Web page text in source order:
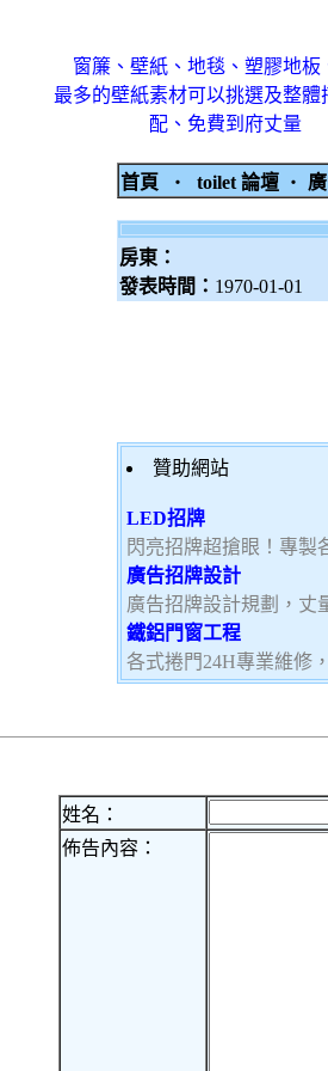
窗簾、壁紙、地毯、塑膠地板
最多的壁紙素材可以挑選及整體
配、免費到府丈量
首頁 ‧ toilet 論壇 ‧
房東：
發表時間： 1970-01-01
贊助網站
LED招牌
閃亮招牌超搶眼！專製
廣告招牌設計
廣告招牌設計規劃，丈
鐵鋁門窗工程
各式捲門24H專業維修
姓名：
佈告內容：